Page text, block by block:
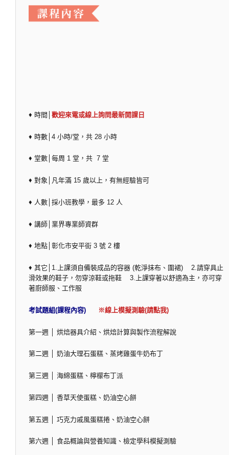
♦ 時間│ 歡迎來電或線上詢問最新開課日
♦ 時數│4 小時/堂，共 28 小時
♦ 堂數│每周 1 堂，共 7 堂
♦ 對象│凡年滿 15 歲以上，有無經驗皆可
♦ 人數│採小班教學，最多 12 人
♦ 講師│業界專業師資群
♦ 地點│彰化市安平街 3 號 2 樓
♦ 其它│1.上課須自備裝成品的容器 (乾淨抹布、圍裙) 2.請穿具止
滑效果的鞋子，勿穿涼鞋或拖鞋 3.上課穿著以舒適為主，亦可穿
著廚師服、工作服
考試題組(課程內容) ※線上模擬測驗(請點我)
第一週 │ 烘焙器具介紹、烘焙計算與製作流程解說
第二週 │ 奶油大理石蛋糕、蒸烤雞蛋牛奶布丁
第三週 │ 海綿蛋糕、檸檬布丁派
第四週 │ 香草天使蛋糕、奶油空心餅
第五週 │ 巧克力戚風蛋糕捲、奶油空心餅
第六週 │ 食品概論與營養知識、檢定學科模擬測驗